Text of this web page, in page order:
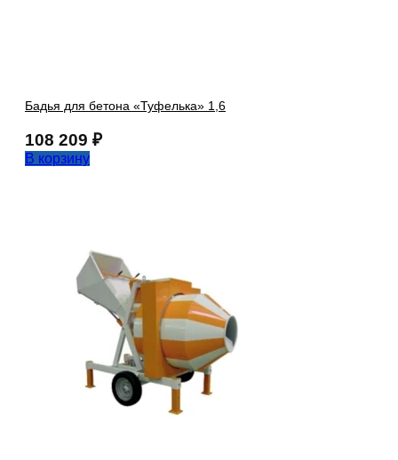
Бадья для бетона «Туфелька» 1,6
108 209 ₽
В корзину